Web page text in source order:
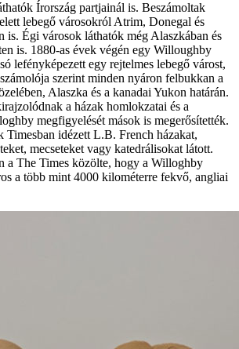
Írország partjainál is. Beszámoltak
lebegő városokról Atrim, Donegal és
is. Égi városok láthatók még Alaszkában és
is. 1880-as évek végén egy Willoughby
lefényképezett egy rejtelmes lebegő várost,
szerint minden nyáron felbukkan a
Alaszka és a kanadai Yukon határán.
a házak homlokzatai és a
megfigyelését mások is megerősítették.
Timesban idézett L.B. French házakat,
mecseteket vagy katedrálisokat látott.
a The Times közölte, hogy a Willoghby
a több mint 4000 kilométerre fekvő, angliai